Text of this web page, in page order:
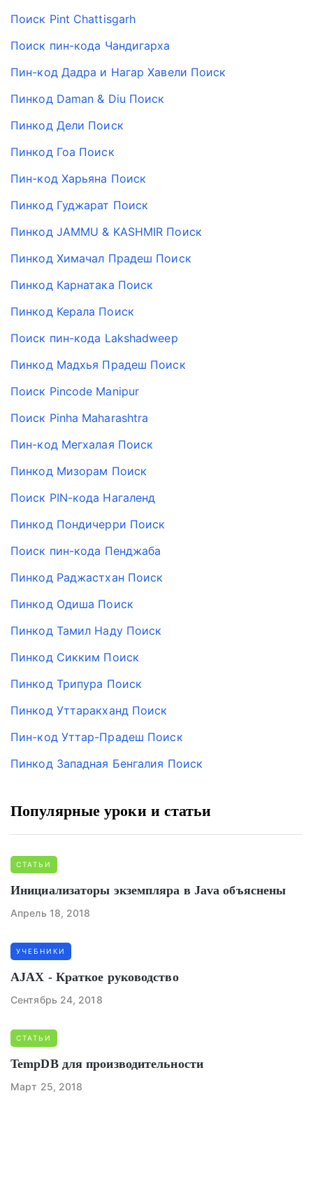
Поиск Pint Chattisgarh
Поиск пин-кода Чандигарха
Пин-код Дадра и Нагар Хавели Поиск
Пинкод Daman & Diu Поиск
Пинкод Дели Поиск
Пинкод Гоа Поиск
Пин-код Харьяна Поиск
Пинкод Гуджарат Поиск
Пинкод JAMMU & KASHMIR Поиск
Пинкод Химачал Прадеш Поиск
Пинкод Карнатака Поиск
Пинкод Керала Поиск
Поиск пин-кода Lakshadweep
Пинкод Мадхья Прадеш Поиск
Поиск Pincode Manipur
Поиск Pinha Maharashtra
Пин-код Мегхалая Поиск
Пинкод Мизорам Поиск
Поиск PIN-кода Нагаленд
Пинкод Пондичерри Поиск
Поиск пин-кода Пенджаба
Пинкод Раджастхан Поиск
Пинкод Одиша Поиск
Пинкод Тамил Наду Поиск
Пинкод Сикким Поиск
Пинкод Трипура Поиск
Пинкод Уттаракханд Поиск
Пин-код Уттар-Прадеш Поиск
Пинкод Западная Бенгалия Поиск
Популярные уроки и статьи
СТАТЬИ
Инициализаторы экземпляра в Java объяснены
Апрель 18, 2018
УЧЕБНИКИ
AJAX - Краткое руководство
Сентябрь 24, 2018
СТАТЬИ
TempDB для производительности
Март 25, 2018